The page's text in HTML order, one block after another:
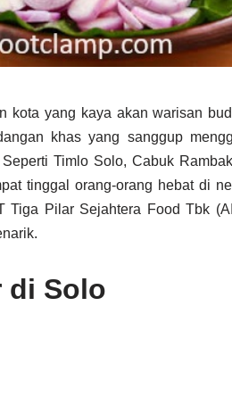
kota yang kaya akan warisan
khas yang sanggup
Timlo Solo, Cabuk
tinggal orang-orang hebat di
Tiga Pilar Sejahtera Food Tbk
di Solo